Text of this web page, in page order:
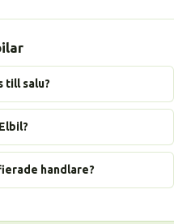
till salu?
handlare?